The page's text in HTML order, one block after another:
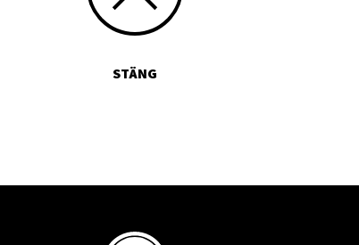
STÄNG